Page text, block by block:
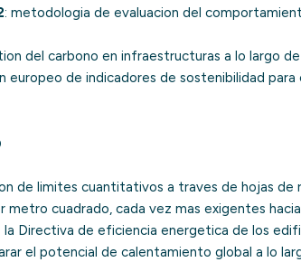
: metodologia de evaluacion del
del carbono en infraestructuras a lo largo
europeo de indicadores de sostenibilidad para
de limites cuantitativos a traves de hojas
metro cuadrado, cada vez mas exigentes
la Directiva de eficiencia energetica de los
el potencial de calentamiento global a lo